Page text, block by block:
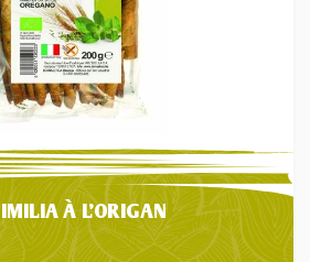
À L’ORIGAN